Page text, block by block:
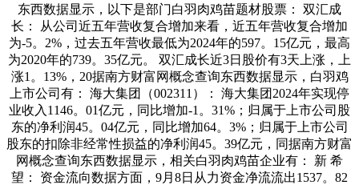
东西数据显示，以下是部门白羽肉鸡苗题材股票： 双汇成
长： 从公司近五年营收复合增加来看，近五年营收复合增加
为-5。2%，过去五年营收最低为2024年的597。15亿元，最高
为2020年的739。35亿元。 双汇成长近3日股价有3天上涨，上
涨1。13%，20据南方财富网概念查询东西数据显示，白羽鸡
上市公司有： 海大集团（002311）： 海大集团2024年实现停
业收入1146。01亿元，同比增加-1。31%；归属于上市公司股
东的净利润45。04亿元，同比增加64。3%；归属于上市公司
股东的扣除非经常性损益的净利润45。39亿元，同据南方财富
网概念查询东西数据显示，相关白羽肉鸡苗企业有： 新 希
望： 资金流向数据方面，9月8日从力资金净流流出1537。82